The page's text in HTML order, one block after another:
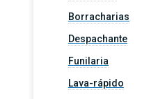
Borracharias
Despachante
Funilaria
Lava-rápido